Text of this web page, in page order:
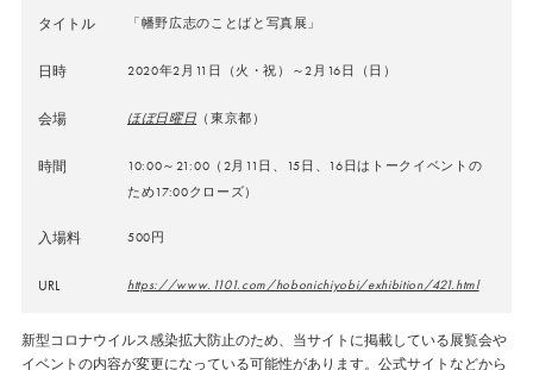
タイトル 「幡野広志のことばと写真展」
日時 2020年2月11日（火・祝）～2月16日（日）
会場 ほぼ日曜日 （東京都）
時間
10:00～21:00（2月11日、15日、16日はトークイベントの
ため17:00クローズ）
入場料 500円
URL https://www.1101.com/hobonichiyobi/exhibition/421.html
新型コロナウイルス感染拡大防止のため、当サイトに掲載している展覧会や
イベントの内容が変更になっている可能性があります。公式サイトなどから